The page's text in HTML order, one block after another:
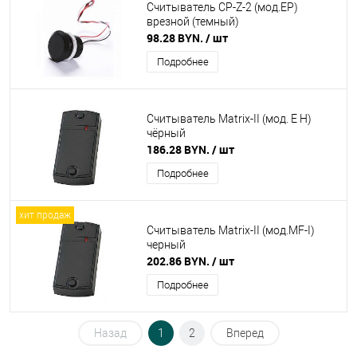
Считыватель CP-Z-2 (мод.ЕP)
врезной (темный)
98.28 BYN. / шт
Подробнее
Считыватель Matrix-II (мод. E H)
чёрный
186.28 BYN. / шт
Подробнее
хит продаж
Считыватель Matrix-II (мод.MF-I)
черный
202.86 BYN. / шт
Подробнее
Назад 1 2 Вперед